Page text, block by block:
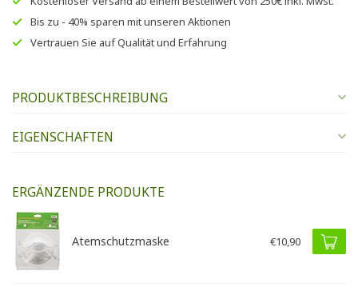
Bis zu - 40% sparen mit unseren Aktionen
Vertrauen Sie aufQualität und Erfahrung
PRODUKTBESCHREIBUNG
EIGENSCHAFTEN
ERGÄNZENDE PRODUKTE
Atemschutzmaske €10,90